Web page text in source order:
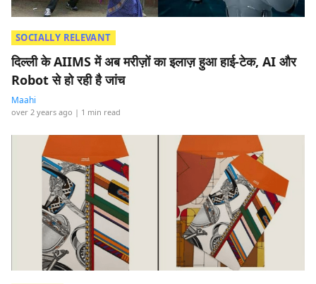
SOCIALLY RELEVANT
दिल्ली के AIIMS में अब मरीज़ों का इलाज़ हुआ हाई-टेक, AI और
Robot से हो रही है जांच
Maahi
over 2 years ago | 1 min read